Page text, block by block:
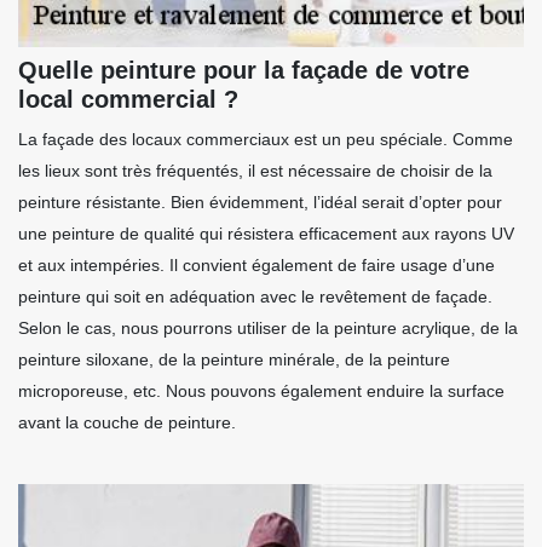
Quelle peinture pour la façade de votre
local commercial ?
La façade des locaux commerciaux est un peu spéciale. Comme
les lieux sont très fréquentés, il est nécessaire de choisir de la
peinture résistante. Bien évidemment, l’idéal serait d’opter pour
une peinture de qualité qui résistera efficacement aux rayons UV
et aux intempéries. Il convient également de faire usage d’une
peinture qui soit en adéquation avec le revêtement de façade.
Selon le cas, nous pourrons utiliser de la peinture acrylique, de la
peinture siloxane, de la peinture minérale, de la peinture
microporeuse, etc. Nous pouvons également enduire la surface
avant la couche de peinture.